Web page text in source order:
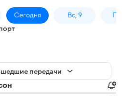
Сегодня Вс, 9
передачи